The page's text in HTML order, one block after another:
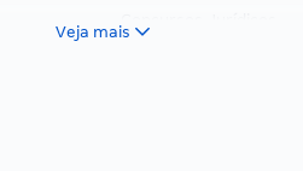
Veja mais